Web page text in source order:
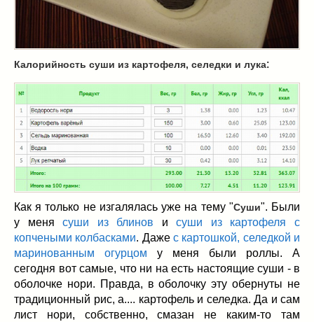
без выпечки(5)
(3)
запекаем(11)
напитки(1)
разное(6)
рыбные блюда(4)
салаты(11)
соусы(1)
Супы
(1)
тушеное (3)
Заначка на зиму!
(29)
Грибы(5)
(3)
Овощные заготовки(11)
Калорийность суши из картофеля, селедки и лука:
Как я только не изгалялась уже на тему "Суши". Были
у менясуши из блинов исуши из картофеля с
копчеными колбасками. Дажес картошкой, селедкой и
маринованным огурцом у меня были роллы. А
сегодня вот самые, что ни на есть настоящие суши - в
оболочке нори. Правда, в оболочку эту обернуты не
традиционный рис, а.... картофель и селедка. Да и сам
лист нори, собственно, смазан не каким-то там